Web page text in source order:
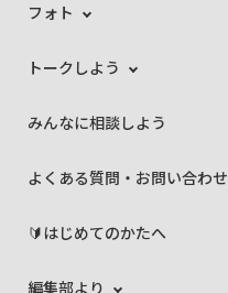
フォト
トークしよう
みんなに相談しよう
よくある質問・お問い合わせ
🔰はじめてのかたへ
編集部より